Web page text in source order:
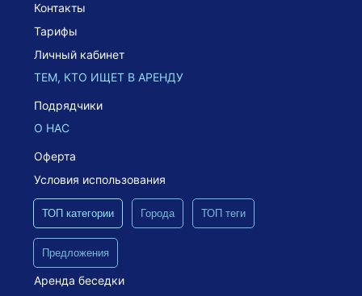
Контакты
Тарифы
Личный кабинет
ТЕМ, КТО ИЩЕТ В АРЕНДУ
Подрядчики
О НАС
Оферта
Условия использования
ТОП категории Города ТОП теги
Предложения
Аренда беседки